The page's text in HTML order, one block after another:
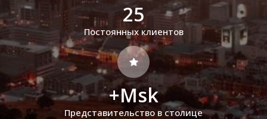
25
Постоянных клиентов
+Msk
Представительство в столице